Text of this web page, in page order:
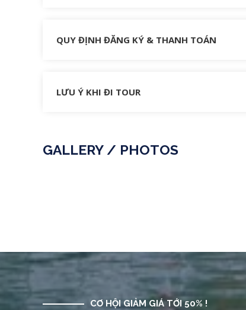
QUY ĐỊNH ĐĂNG KÝ & THANH TOÁN
LƯU Ý KHI ĐI TOUR
GALLERY / PHOTOS
CƠ HỘI GIẢM GIÁ TỚI 50% !